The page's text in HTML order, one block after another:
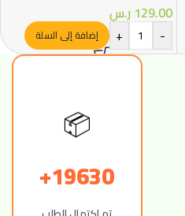
129.00 ر.س
-
+ إضافة إلى السلة
📦
19630+